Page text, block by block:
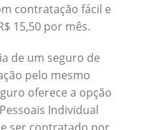
contratação fácil e
15,50 por mês.
de um seguro de
pelo mesmo
oferece a opção
Individual